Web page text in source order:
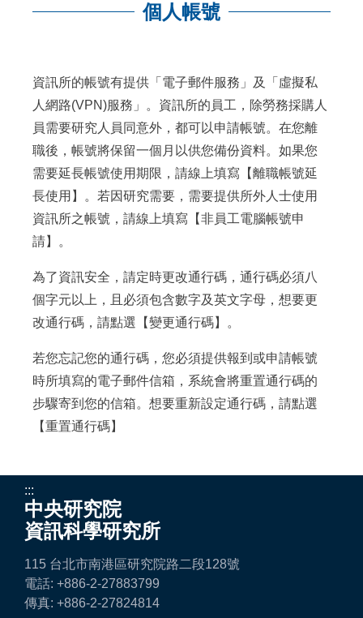
個人帳號
資訊所的帳號有提供「電子郵件服務」及「虛擬私
人網路(VPN)服務」。資訊所的員工，除勞務採購人
員需要研究人員同意外，都可以申請帳號。在您離
職後，帳號將保留一個月以供您備份資料。如果您
需要延長帳號使用期限，請線上填寫【離職帳號延
長使用 】。若因研究需要，需要提供所外人士使用
資訊所之帳號，請線上填寫【非員工電腦帳號申
請】。
為了資訊安全，請定時更改通行碼，通行碼必須八
個字元以上，且必須包含數字及英文字母，想要更
改通行碼，請點選【變更通行碼】。
若您忘記您的通行碼，您必須提供報到或申請帳號
時所填寫的電子郵件信箱，系統會將重置通行碼的
步驟寄到您的信箱。想要重新設定通行碼，請點選
【重置通行碼】
:::
中央研究院
資訊科學研究所
115 台北市南港區研究院路二段128號
電話: +886-2-27883799
傳真: +886-2-27824814